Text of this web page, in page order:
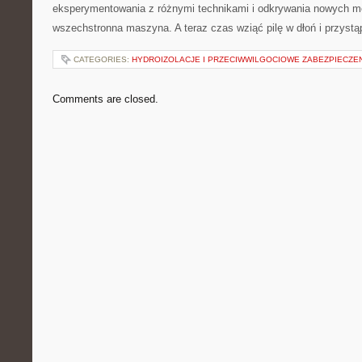
eksperymentowania z różnymi technikami i odkrywania nowych
wszechstronna maszyna.​ A teraz czas wziąć ‌pilę ‌w dłoń i
CATEGORIES: HYDROIZOLACJE I PRZECIWWILGOCIOWE
Comments are closed.